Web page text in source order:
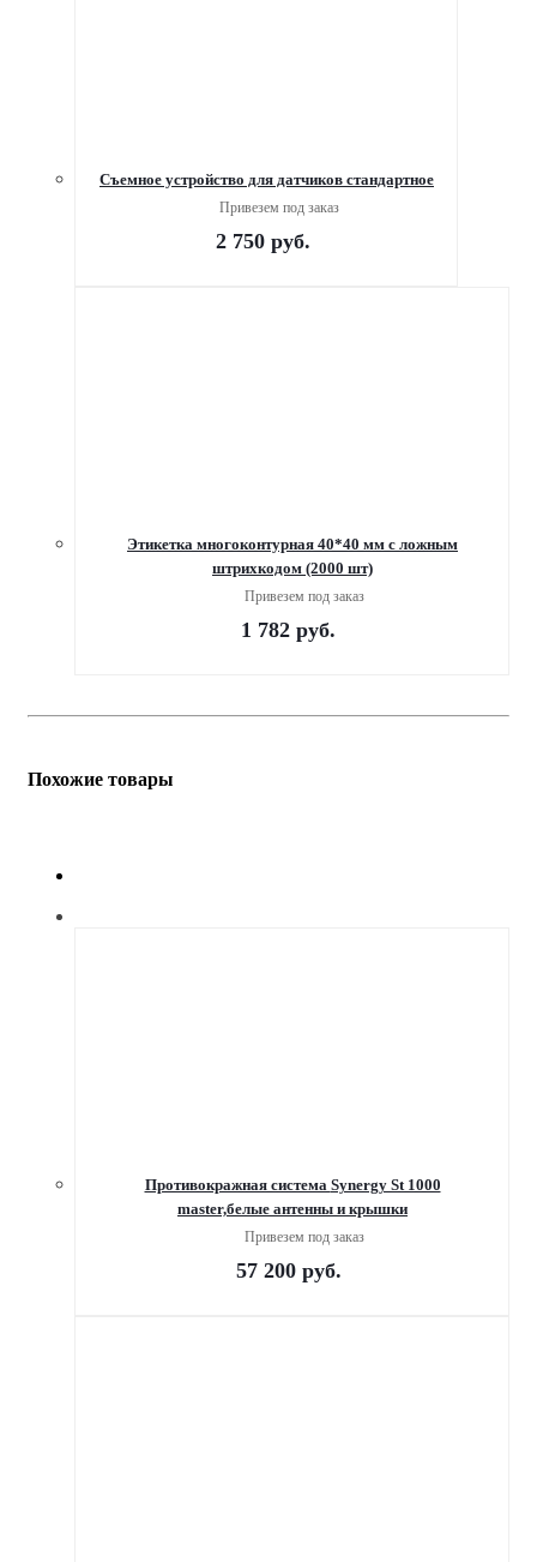
Съемное устройство для датчиков стандартное
Привезем под заказ
2 750руб.
Этикетка многоконтурная 40*40 мм с ложным
штрихкодом (2000 шт)
Привезем под заказ
1 782 руб.
Похожие товары
Противокражная система Synergy St 1000
master,белые антенны и крышки
Привезем под заказ
57 200руб.